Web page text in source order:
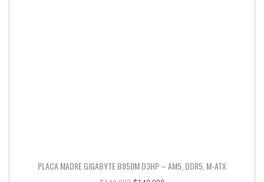
PLACA MADRE GIGABYTE B850M D3HP – AM5, DDR5, M-ATX